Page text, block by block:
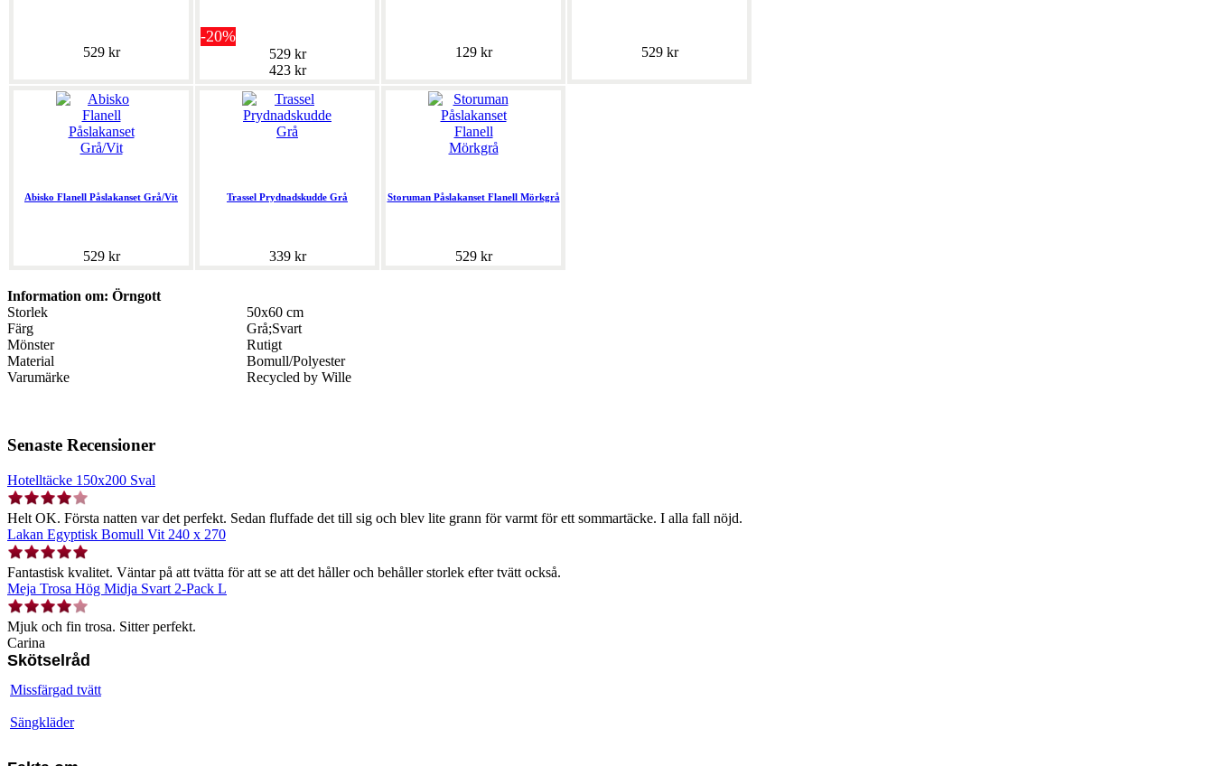
529 kr
-20%
529 kr
423 kr
129 kr 529 kr
Abisko Flanell Påslakanset Grå/Vit
529 kr
Trassel Prydnadskudde Grå
339 kr
Storuman Påslakanset Flanell Mörkgrå
529 kr
Information om: Örngott
Storlek
50x60 cm
Färg
Grå;Svart
Mönster
Rutigt
Material
Bomull/Polyester
Varumärke
Recycled by Wille
Senaste Recensioner
Hotelltäcke 150x200 Sval
Helt OK. Första natten var det perfekt. Sedan fluffade det till sig och blev lite grann för varmt för ett sommartäcke. I alla fall nöjd.
Lakan Egyptisk Bomull Vit 240 x 270
Fantastisk kvalitet. Väntar på att tvätta för att se att det håller och behåller storlek efter tvätt också.
Meja Trosa Hög Midja Svart 2-Pack L
Mjuk och fin trosa. Sitter perfekt.
Carina
Skötselråd
Missfärgad tvätt
Sängkläder